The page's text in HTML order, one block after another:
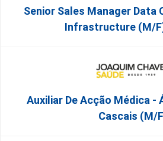
Senior Sales Manager Data
Infrastructure (m/
Auxiliar De Acção Médica -
Cascais (M/